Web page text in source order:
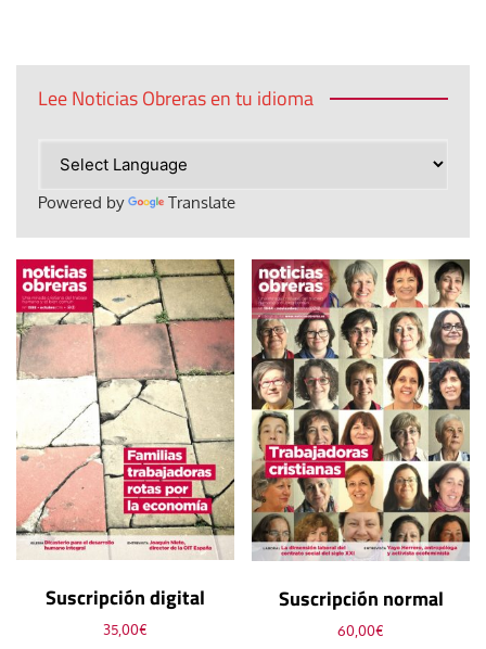
Lee Noticias Obreras en tu idioma
Powered by Translate
Suscripción digital
35,00€
Suscripción normal
60,00€